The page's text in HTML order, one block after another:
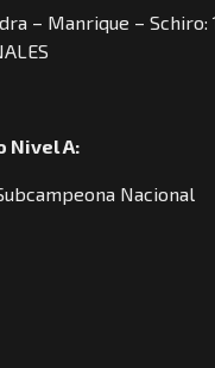
– Manrique – Schiro:
Nivel A:
Nacional